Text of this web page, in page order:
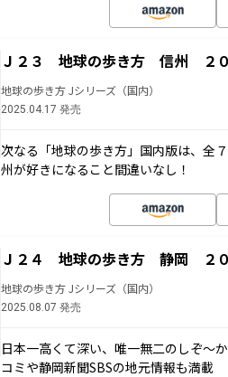
Ｊ２３ 地球の歩き方 信州 ２０
地球の歩き方 Jシリーズ（国内）
2025.04.17 発売
次なる「地球の歩き方」国内版は、全
州が好きになること間違いなし！
Ｊ２４ 地球の歩き方 静岡 ２０
地球の歩き方 Jシリーズ（国内）
2025.08.07 発売
日本一高くて深い、唯一無二のしぞ～
コミや静岡新聞SBSの地元情報も満載